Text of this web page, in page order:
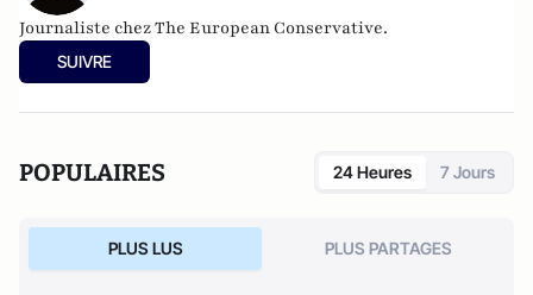
Journaliste chez The European Conservative.
SUIVRE
POPULAIRES 24 Heures 7 Jours
PLUS LUS PLUS PARTAGES